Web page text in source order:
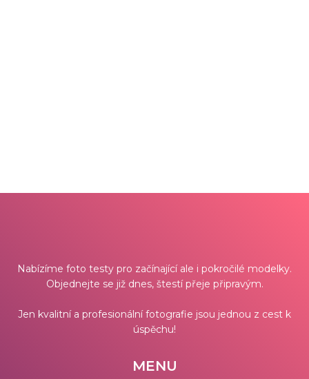
Nabízíme foto testy pro začínající ale i pokročilé modelky.
Objednejte se již dnes, štestí přeje připravým.
Jen kvalitní a profesionální fotografie jsou jednou z cest k
úspěchu!
MENU